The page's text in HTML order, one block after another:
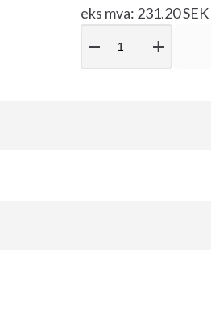
eks mva: 231.20 SEK
remove add